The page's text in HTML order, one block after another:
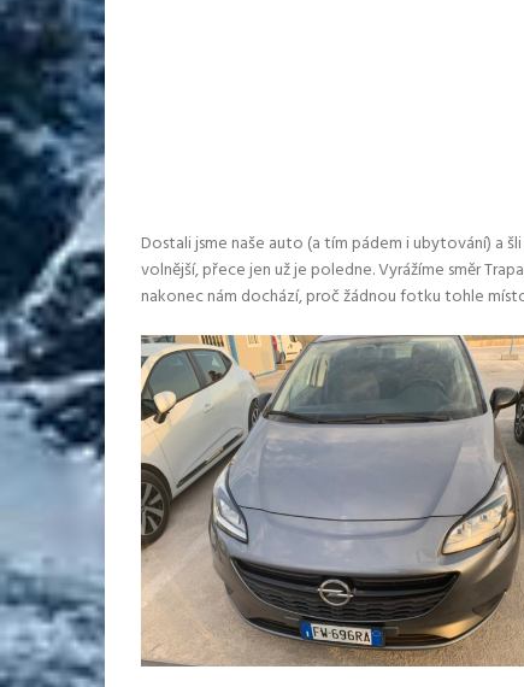
Dostali jsme naše auto (a tím pádem i ubytování) a
volnější, přece jen už je poledne. Vyrážíme směr
nakonec nám dochází, proč žádnou fotku tohle